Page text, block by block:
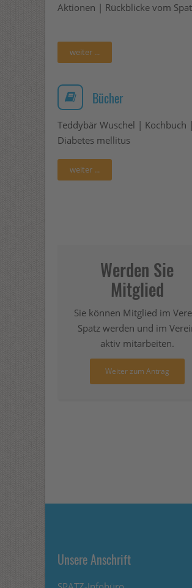
Aktionen | Rückblicke vom
weiter ...
Bücher
Teddybär Wuschel | Kochbuch |
Diabetes mellitus
weiter ...
Werden Sie
Mitglied
Sie können Mitglied im
Spatz werden und im
aktiv mitarbeiten.
Weiter zum Antrag
Unsere Anschrift